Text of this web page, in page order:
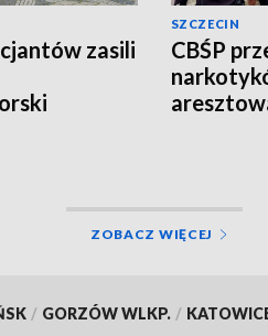
zasili
SZCZECIN
CBŚP
ZOBACZ WIĘCEJ
/ GORZÓW WLKP. /